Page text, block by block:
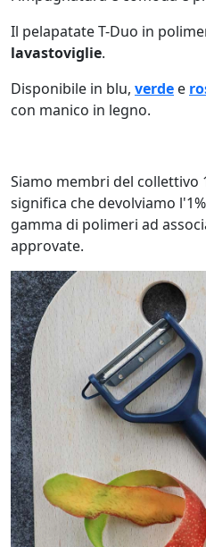
Il pelapatate T-Duo in
lavastoviglie.
Disponibile in blu, verde e
con manico in legno.
Siamo membri del collettivo
significa che devolviamo
gamma di polimeri ad
approvate.